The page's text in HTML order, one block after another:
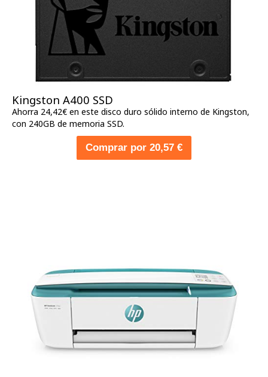
Kingston A400 SSD
Ahorra 24,42€ en este disco duro sólido interno de Kingston,
con 240GB de memoria SSD.
Comprar por 20,57 €